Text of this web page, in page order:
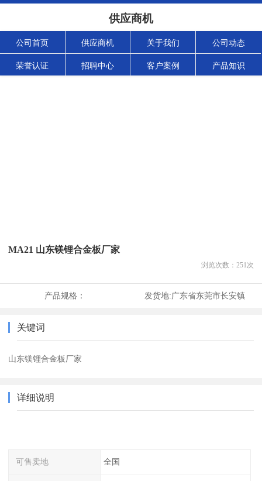
供应商机
公司首页 供应商机 关于我们 公司动态
荣誉认证 招聘中心 客户案例 产品知识
MA21 山东镁锂合金板厂家
浏览次数： 251次
产品规格： 发货地:广东省东莞市长安镇
关键词
山东镁锂合金板厂家
详细说明
可售卖地 全国